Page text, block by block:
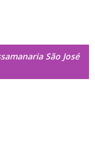
São José